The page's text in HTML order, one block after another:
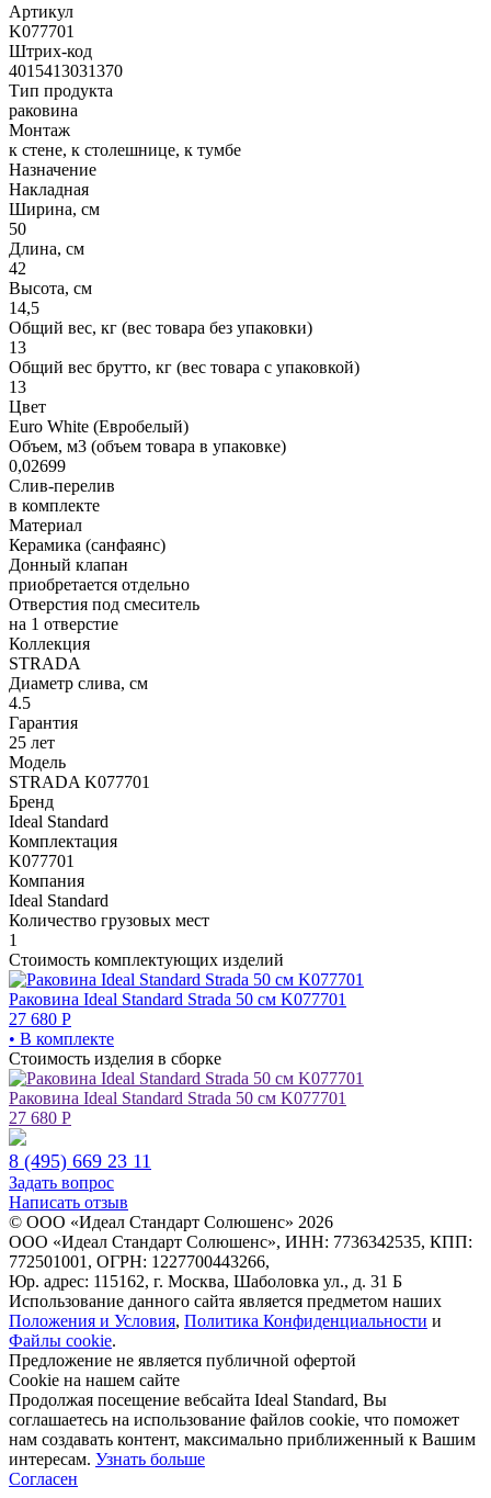
Артикул
K077701
Штрих-код
4015413031370
Тип продукта
раковина
Монтаж
к стене, к столешнице, к тумбе
Назначение
Накладная
Ширина, см
50
Длина, см
42
Высота, см
14,5
Общий вес, кг (вес товара без упаковки)
13
Общий вес брутто, кг (вес товара с упаковкой)
13
Цвет
Euro White (Евробелый)
Объем, м3 (объем товара в упаковке)
0,02699
Слив-перелив
в комплекте
Материал
Керамика (санфаянс)
Донный клапан
приобретается отдельно
Отверстия под смеситель
на 1 отверстие
Коллекция
STRADA
Диаметр слива, см
4.5
Гарантия
25 лет
Модель
STRADA K077701
Бренд
Ideal Standard
Комплектация
K077701
Компания
Ideal Standard
Количество грузовых мест
1
Стоимость комплектующих изделий
Раковина Ideal Standard Strada 50 см K077701
27 680 Р
• В комплекте
Стоимость изделия в сборке
Раковина Ideal Standard Strada 50 см K077701
27 680 Р
8 (495) 669 23 11
Задать вопрос
Написать отзыв
© ООО «Идеал Стандарт Солюшенс» 2026
ООО «Идеал Стандарт Солюшенс», ИНН: 7736342535, КПП:
772501001, ОГРН: 1227700443266,
Юр. адрес: 115162, г. Москва, Шаболовка ул., д. 31 Б
Использование данного сайта является предметом наших
Положения и Условия, Политика Конфиденциальности и
Файлы cookie.
Предложение не является публичной офертой
Сookie на нашем сайте
Продолжая посещение вебсайта Ideal Standard, Вы
соглашаетесь на использование файлов cookie, что поможет
нам создавать контент, максимально приближенный к Вашим
интересам. Узнать больше
Согласен